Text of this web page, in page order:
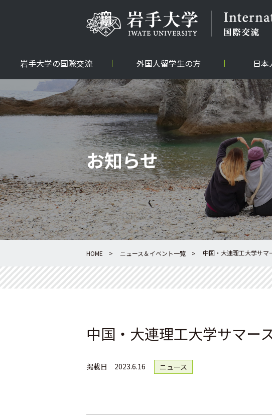
岩手大学の国際交流 外国人留学生の方 日
お知らせ
HOME ニュース＆イベント一覧 中国・大連理工大学サマ
中国・大連理工大学サマー
掲載日 2023.6.16 ニュース